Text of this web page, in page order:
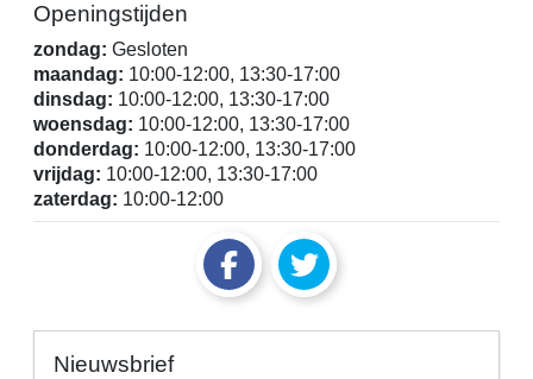
Openingstijden
zondag: Gesloten
maandag: 10:00-12:00, 13:30-17:00
dinsdag: 10:00-12:00, 13:30-17:00
woensdag: 10:00-12:00, 13:30-17:00
donderdag: 10:00-12:00, 13:30-17:00
vrijdag: 10:00-12:00, 13:30-17:00
zaterdag: 10:00-12:00
Nieuwsbrief